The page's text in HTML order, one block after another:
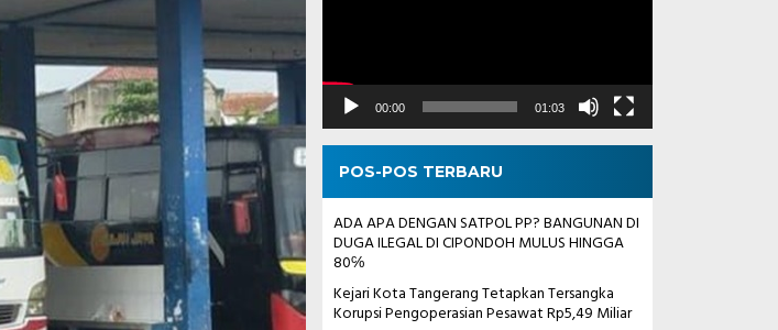
00:00 01:03
POS-POS TERBARU
ADA APA DENGAN SATPOL PP? BANGUNAN DI
DUGA ILEGAL DI CIPONDOH MULUS HINGGA
80℅
Kejari Kota Tangerang Tetapkan Tersangka
Korupsi Pengoperasian Pesawat Rp5,49 Miliar